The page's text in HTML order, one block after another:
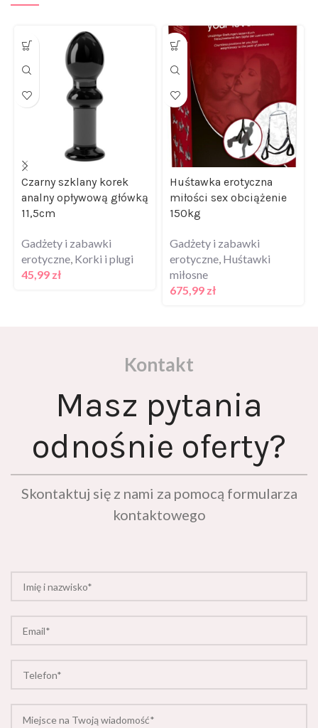
Czarny szklany korek
analny opływową główką
11,5cm
erotyczne ,Korki i plugi
45,99zł
Huśtawka erotyczna
miłości sex obciążenie
150kg
erotyczne ,Huśtawki
miłosne
675,99zł
Masz pytania
odnośnie oferty?
Skontaktuj się z nami za pomocą formularza
kontaktowego